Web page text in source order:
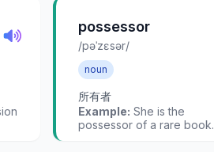
possessor
/pəˈzɛsər/
noun
所有者
Example: She is the
possessor of a rare book.